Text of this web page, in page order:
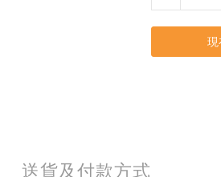
送貨及付款方式